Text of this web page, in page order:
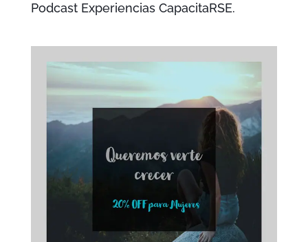
Podcast Experiencias CapacitaRSE.